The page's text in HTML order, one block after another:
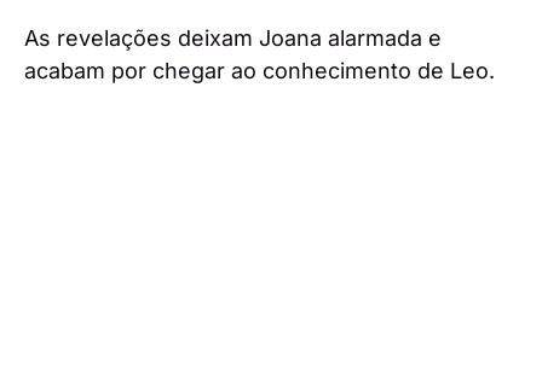
As revelações deixam Joana alarmada e
acabam por chegar ao conhecimento de Leo.